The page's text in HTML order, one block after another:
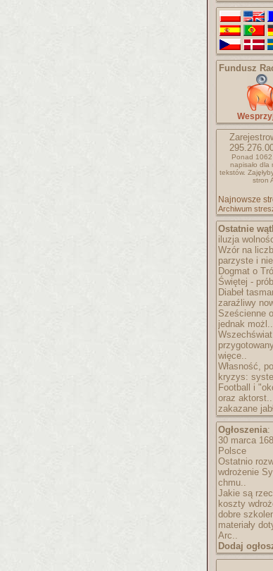
Fundusz
Ponad
napisało dla
tekstów.
stron
Najnowsze
Archiwum
Ostatnie
iluzja
Wzór na
parzyste i
Dogmat o
Świętej -
Diabeł
zaraźliwy
Sześcienne
jednak możl..
Wszechświat
więce..
Własność,
kryzys:
Football i
oraz aktorst..
zakazane
Ogłoszenia:
30 marca
Polsce
Ostatnio
wdrożenie
chmu..
Jakie są
koszty
dobre
materiały
Arc..
Dodaj